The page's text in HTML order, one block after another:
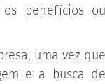
benefícios ou
uma vez que
e a busca de